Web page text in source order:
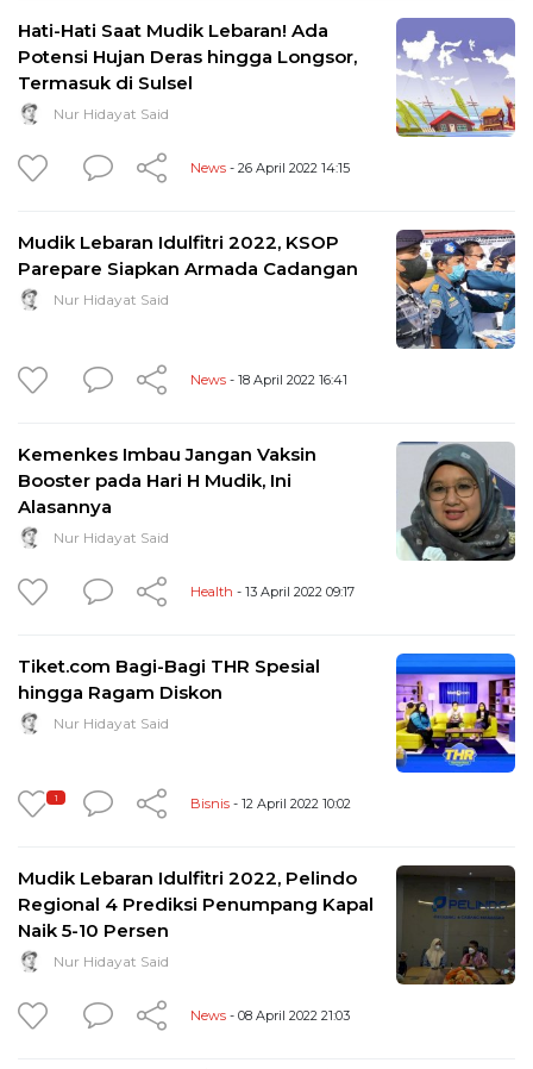
Hati-Hati Saat Mudik Lebaran! Ada
Potensi Hujan Deras hingga Longsor,
Termasuk di Sulsel
Nur Hidayat Said
News - 26 April 2022 14:15
Mudik Lebaran Idulfitri 2022, KSOP
Parepare Siapkan Armada Cadangan
Nur Hidayat Said
News - 18 April 2022 16:41
Kemenkes Imbau Jangan Vaksin
Booster pada Hari H Mudik, Ini
Alasannya
Nur Hidayat Said
Health - 13 April 2022 09:17
Tiket.com Bagi-Bagi THR Spesial
hingga Ragam Diskon
Nur Hidayat Said
1 Bisnis - 12 April 2022 10:02
Mudik Lebaran Idulfitri 2022, Pelindo
Regional 4 Prediksi Penumpang Kapal
Naik 5-10 Persen
Nur Hidayat Said
News - 08 April 2022 21:03